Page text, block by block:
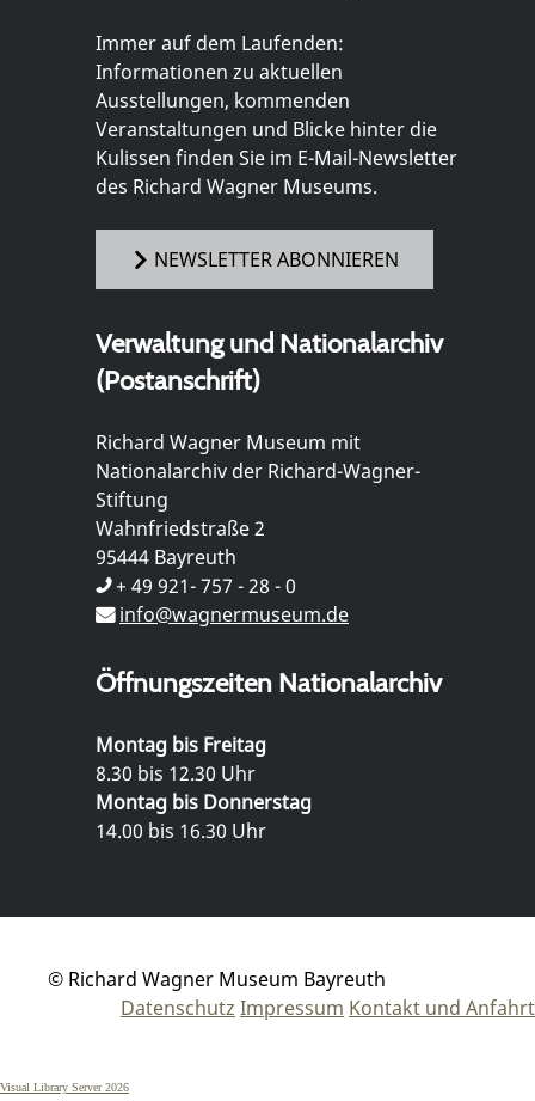
Immer auf dem Laufenden:
Informationen zu aktuellen
Ausstellungen, kommenden
Veranstaltungen und Blicke hinter die
Kulissen finden Sie im E-Mail-Newsletter
des Richard Wagner Museums.
NEWSLETTER ABONNIEREN
Verwaltung und Nationalarchiv
(Postanschrift)
Richard Wagner Museum mit
Nationalarchiv der Richard-Wagner-
Stiftung
Wahnfriedstraße 2
95444 Bayreuth
+ 49 921- 757 - 28 - 0
info@wagnermuseum.de
Öffnungszeiten Nationalarchiv
Montag bis Freitag
8.30 bis 12.30 Uhr
Montag bis Donnerstag
14.00 bis 16.30 Uhr
© Richard Wagner Museum Bayreuth
Datenschutz Impressum Kontakt und Anfahrt
Visual Library Server 2026